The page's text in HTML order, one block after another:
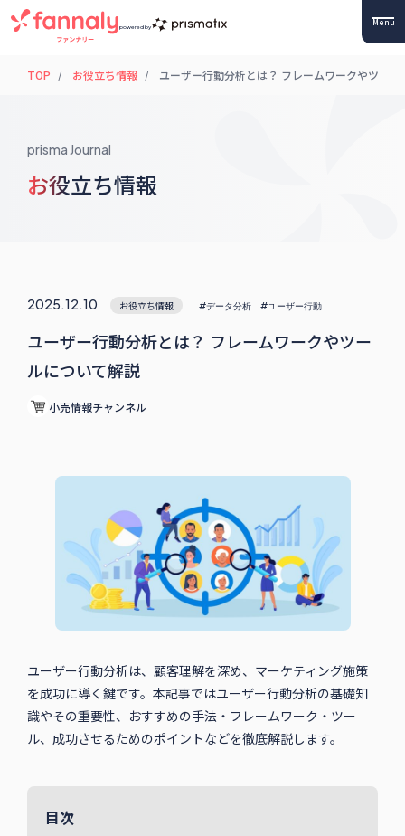
powered by Menu
TOP お役立ち情報 ユーザー行動分析とは？ フレームワークやツール
prisma Journal
お役立ち情報
2025.12.10 お役立ち情報 #データ分析 #ユーザー行動
ユーザー行動分析とは？ フレームワークやツー
ルについて解説
小売情報チャンネル
ユーザー行動分析は、顧客理解を深め、マーケティング施策
を成功に導く鍵です。本記事ではユーザー行動分析の基礎知
識やその重要性、おすすめの手法・フレームワーク・ツー
ル、成功させるためのポイントなどを徹底解説します。
目次